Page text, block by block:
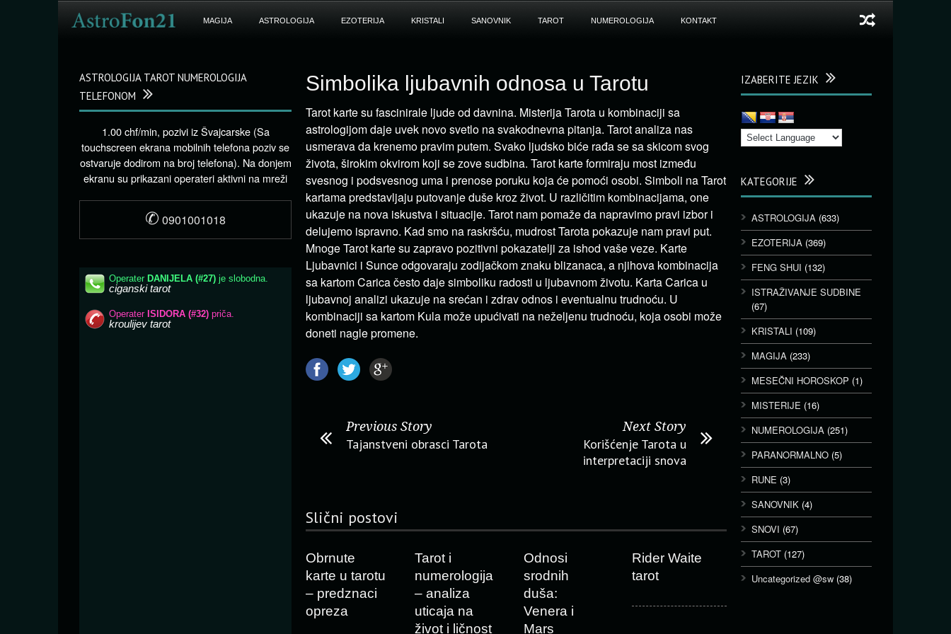
MAGIJA ASTROLOGIJA EZOTERIJA KRISTALI SANOVNIK TAROT NUMEROLOGIJA KONTAKT
Simbolika ljubavnih odnosa u Tarotu
Tarot karte su fascinirale ljude od davnina. Misterija Tarota u kombinaciji sa
astrologijom daje uvek novo svetlo na svakodnevna pitanja. Tarot analiza nas
usmerava da krenemo pravim putem. Svako ljudsko biće rađa se sa skicom svog
života, širokim okvirom koji se zove sudbina. Tarot karte formiraju most između
svesnog i podsvesnog uma i prenose poruku koja će pomoći osobi. Simboli na Tarot
kartama predstavljaju putovanje duše kroz život. U različitim kombinacijama, one
ukazuje na nova iskustva i situacije. Tarot nam pomaže da napravimo pravi izbor i
delujemo ispravno. Kad smo na raskršću, mudrost Tarota pokazuje nam pravi put.
Mnoge Tarot karte su zapravo pozitivni pokazatelji za ishod vaše veze. Karte
Ljubavnici i Sunce odgovaraju zodijačkom znaku blizanaca, a njihova kombinacija
sa kartom Carica često daje simboliku radosti u ljubavnom životu. Karta Carica u
ljubavnoj analizi ukazuje na srećan i zdrav odnos i eventualnu trudnoću. U
kombinaciji sa kartom Kula može upućivati na neželjenu trudnoću, koja osobi može
doneti nagle promene.
Previous Story
Tajanstveni obrasci Tarota
Next Story
Korišćenje Tarota u
interpretaciji snova
Slični postovi
Obrnute
karte u tarotu
– predznaci
opreza
Tarot i
numerologija
– analiza
uticaja na
život i ličnost
Odnosi
srodnih
duša:
Venera i
Mars
Rider Waite
tarot
IZABERITE JEZIK
KATEGORIJE
ASTROLOGIJA (633)
EZOTERIJA (369)
FENG SHUI (132)
ISTRAŽIVANJE SUDBINE
(67)
KRISTALI (109)
MAGIJA (233)
MESEČNI HOROSKOP (1)
MISTERIJE (16)
NUMEROLOGIJA (251)
PARANORMALNO (5)
RUNE (3)
SANOVNIK (4)
SNOVI (67)
TAROT (127)
Uncategorized @sw (38)
ASTROLOGIJA TAROT NUMEROLOGIJA
TELEFONOM
1.00 chf/min, pozivi iz Švajcarske (Sa
touchscreen ekrana mobilnih telefona poziv se
ostvaruje dodirom na broj telefona). Na donjem
ekranu su prikazani operateri aktivni na mreži
✆ 0901001018